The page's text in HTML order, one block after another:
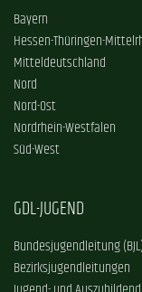
Bayern
Hessen-Thüringen-
Mitteldeutschland
Nord
Nord-Ost
Nordrhein-Westfalen
Süd-West
GDL-JUGEND
Bundesjugendleitung (BJL)
Bezirksjugendleitungen